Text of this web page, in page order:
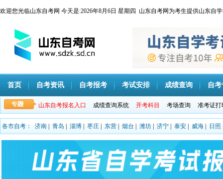
欢迎您光临山东自考网 今天是:2026年8月6日 星期四 山东自考网为考生提供山东自
首页 自考资讯 自考报考 考试安排 成绩查询 自
山东自考报名入口 成绩查询系统 开考科目 考场查询 准考证打
各市自考： 济南 青岛 淄博 枣庄 东营 烟台 潍坊 济宁 泰安 威海 日照